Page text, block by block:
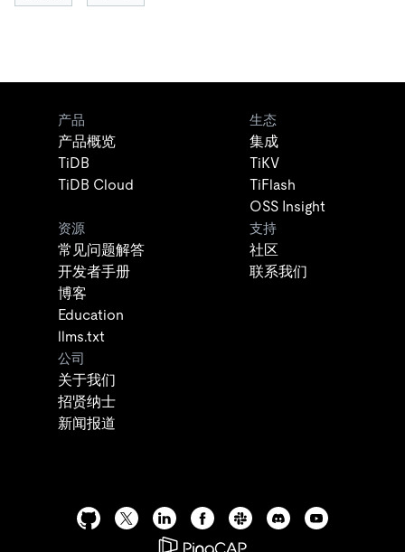
产品
产品概览
TiDB
TiDB Cloud
生态
集成
TiKV
TiFlash
OSS Insight
资源
常见问题解答
开发者手册
博客
Education
llms.txt
支持
社区
联系我们
公司
关于我们
招贤纳士
新闻报道